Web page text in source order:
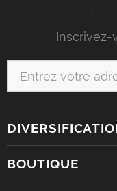
BOUTIQUE